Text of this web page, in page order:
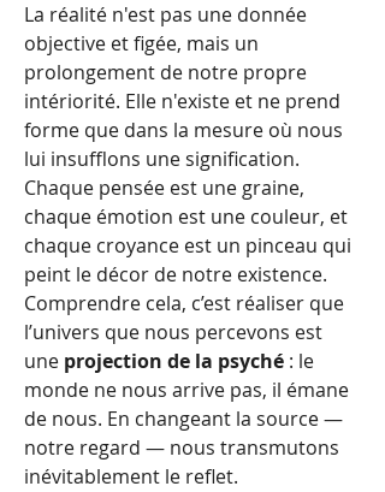
La réalité n'est pas une donnée
objective et figée, mais un
prolongement de notre propre
intériorité. Elle n'existe et ne prend
forme que dans la mesure où nous
lui insufflons une signification.
Chaque pensée est une graine,
chaque émotion est une couleur, et
chaque croyance est un pinceau qui
peint le décor de notre existence.
Comprendre cela, c’est réaliser que
l’univers que nous percevons est
une projection de la psyché : le
monde ne nous arrive pas, il émane
de nous. En changeant la source —
notre regard — nous transmutons
inévitablement le reflet.